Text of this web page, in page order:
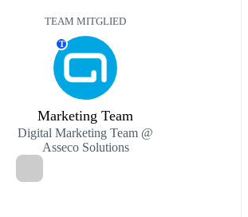
TEAM MITGLIED
T
Marketing Team
Digital Marketing Team @
Asseco Solutions